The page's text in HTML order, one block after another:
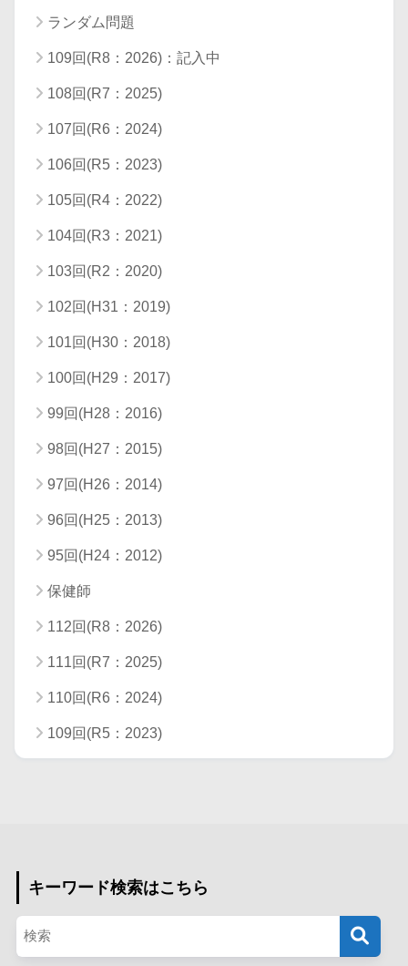
ランダム問題
109回(R8：2026)：記入中
108回(R7：2025)
107回(R6：2024)
106回(R5：2023)
105回(R4：2022)
104回(R3：2021)
103回(R2：2020)
102回(H31：2019)
101回(H30：2018)
100回(H29：2017)
99回(H28：2016)
98回(H27：2015)
97回(H26：2014)
96回(H25：2013)
95回(H24：2012)
保健師
112回(R8：2026)
111回(R7：2025)
110回(R6：2024)
109回(R5：2023)
キーワード検索はこちら